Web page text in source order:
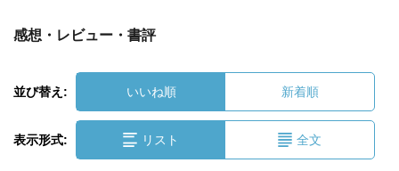
感想・レビュー・書評
並び替え: いいね順 新着順
表示形式: リスト 全文